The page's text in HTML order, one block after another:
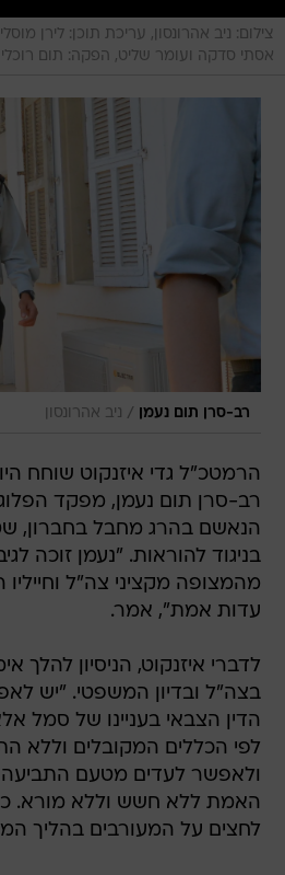
צילום: ניב אהרונסון, עריכת תוכן: לירן
אסתי סדקה ועומר שליט, הפקה: תום רוכלין,
רב-סרן תום נעמן / ניב אהרונסון
הרמטכ"ל גדי איזנקוט שוחח
רב-סרן תום נעמן, מפקד
הנאשם בהרג מחבל בחברון,
בניגוד להוראות. "נעמן זוכה
מהמצופה מקציני צה"ל
עדות אמת", אמר.
לדברי איזנקוט, הניסיון להלך
בצה"ל ובדיון המשפטי. "יש
הדין הצבאי בעניינו של סמל
לפי הכללים המקובלים וללא
ולאפשר לעדים מטעם
האמת ללא חשש וללא מורא. כל
לחצים על המעורבים בהליך